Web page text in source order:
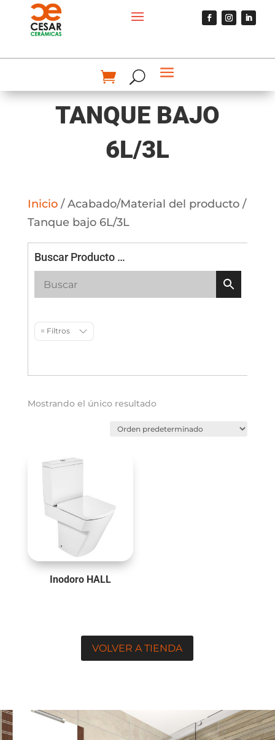
TANQUE BAJO
6L/3L
Inicio/ Acabado/Material del producto /
Tanque bajo 6L/3L
Buscar Producto …
= Filtros
Mostrando el único resultado
Inodoro HALL
VOLVER A TIENDA